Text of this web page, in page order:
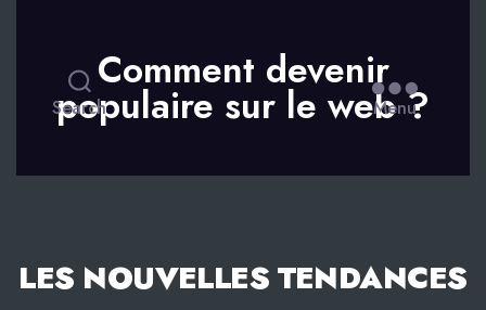
Search
Comment devenir
populaire sur le web ?
Menu
LES NOUVELLES TENDANCES